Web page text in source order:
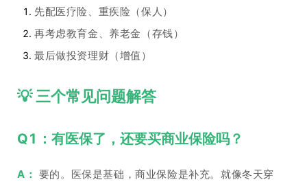
先配医疗险、重疾险（保人）
再考虑教育金、养老金（存钱）
最后做投资理财（增值）
💡 三个常见问题解答
Q1：有医保了，还要买商业保险吗？
A： 要的。医保是基础，商业保险是补充。就像冬天穿